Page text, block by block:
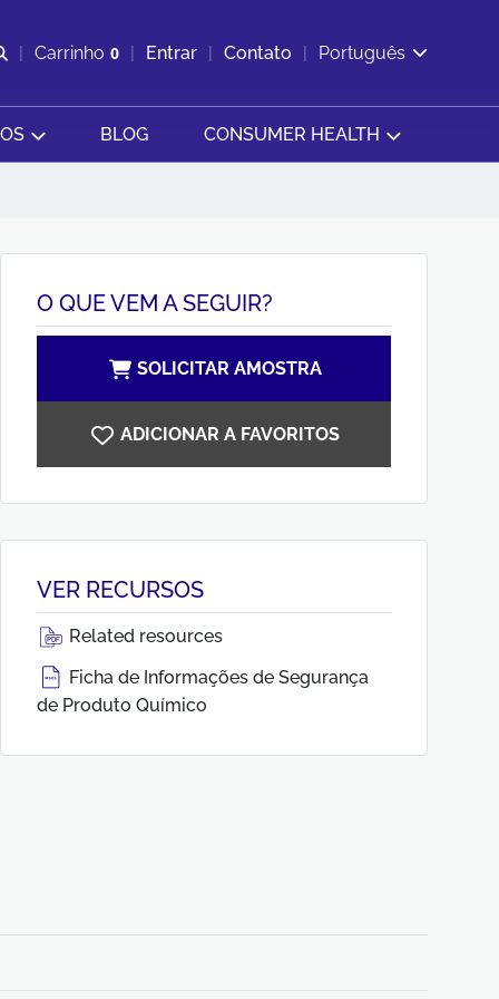
Abrir pesquisa
Carrinho 0
Exibir cesta
Entrar Contato Português
BLOG CONSUMER HEALTH
O QUE VEM A SEGUIR?
SOLICITAR AMOSTRA
ADICIONAR A FAVORITOS
VER RECURSOS
Related resources
Ficha de Informações de Segurança
de Produto Químico